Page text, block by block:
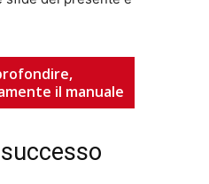
il manuale